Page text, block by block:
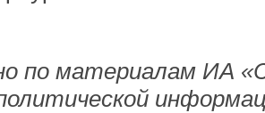
по материалам ИА